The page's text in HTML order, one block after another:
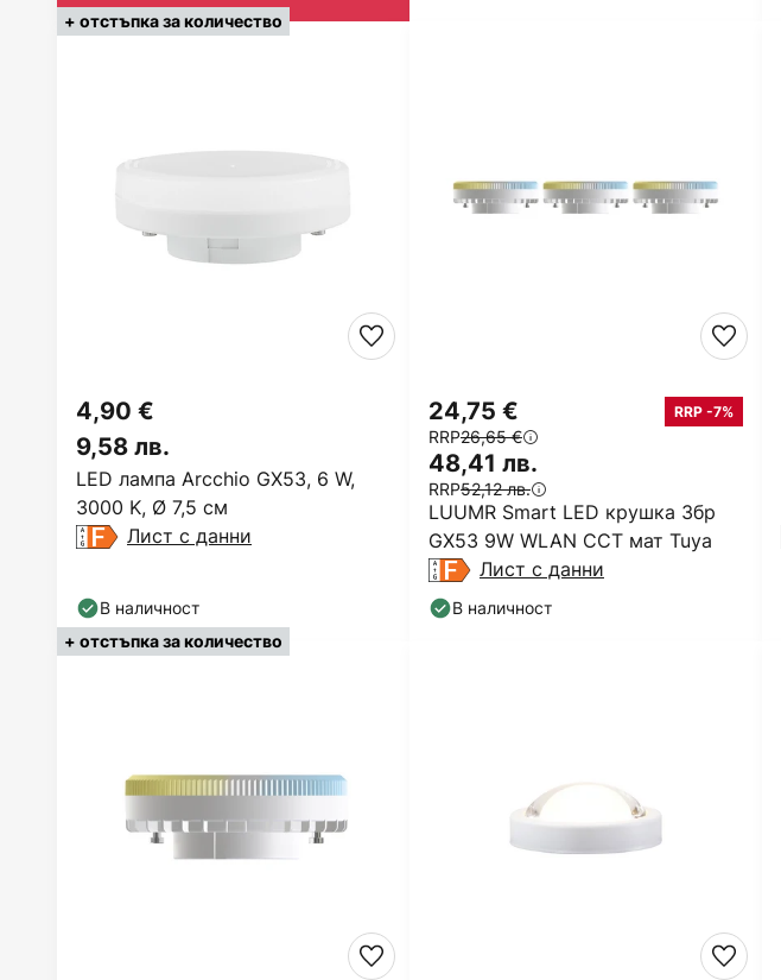
+ отстъпка за количество
LED лампа Arcchio GX53, 6 W,
3000 K, Ø 7,5 см
4,90 €
9,58 лв.
Лист с данни
В наличност
LUUMR Smart LED крушка 3бр
GX53 9W WLAN CCT мат Tuya
24,75 € RRP -7%
RRP26,65 €
48,41 лв.
RRP52,12 лв.
Лист с данни
В наличност
+ отстъпка за количество